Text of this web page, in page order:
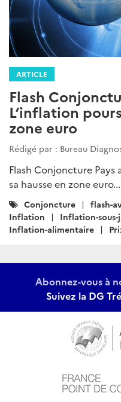
ARTICLE
Flash
L’inflation
zone euro
Rédigé par : Bureau
Flash Conjoncture Pays
sa hausse en zone euro...
Catégories
:
Conjoncture flash-
Inflation
Inflation-
Inflation-alimentaire
Abonnez-vous à
Suivez la DG